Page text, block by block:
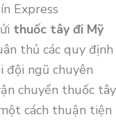
Express
thuốc tây đi Mỹ
thủ các quy định
đội ngũ chuyên
chuyển thuốc tây
cách thuận tiện